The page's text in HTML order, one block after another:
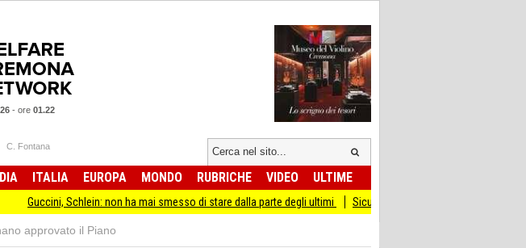
- ore 01.22
C. Fontana
ITALIA EUROPA MONDO RUBRICHE VIDEO ULTIME
Schlein: non ha mai smesso di stare dalla parte degli ultimi Sicurezza I Giovani Democratici ribattono ai
approvato il Piano